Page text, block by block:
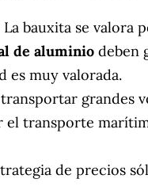
La bauxita se valora
de aluminio deben
es muy valorada.
grandes
el transporte
de precios